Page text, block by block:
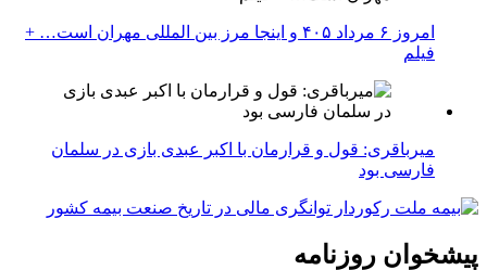
امروز ۶ مرداد ۴۰۵ و اینجا مرز بین المللی مهران است… +
فیلم
میرباقری: قول و قرارمان با اکبر عبدی بازی در سلمان
فارسی بود
پیشخوان روزنامه